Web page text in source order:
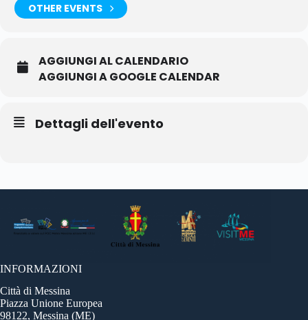
OTHER EVENTS
AGGIUNGI AL CALENDARIO
AGGIUNGI A GOOGLE CALENDAR
Dettagli dell'evento
INFORMAZIONI
Città di Messina
Piazza Unione Europea
98122, Messina (ME)